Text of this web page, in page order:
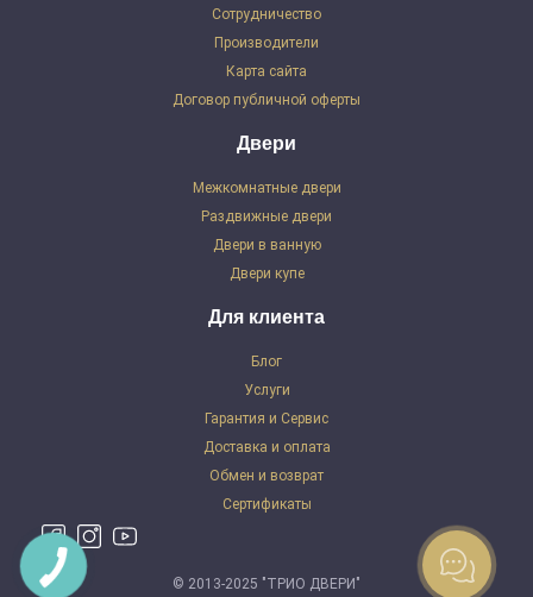
Сотрудничество
Производители
Карта сайта
Договор публичной оферты
Двери
Межкомнатные двери
Раздвижные двери
Двери в ванную
Двери купе
Для клиента
Блог
Услуги
Гарантия и Сервис
Доставка и оплата
Обмен и возврат
Сертификаты
© 2013-2025 "ТРИО ДВЕРИ"